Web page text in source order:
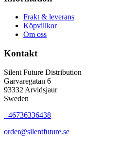
Frakt & leverans
Köpvillkor
Om oss
Kontakt
Silent Future Distribution
Garvaregatan 6
93332 Arvidsjaur
Sweden
+46736336438
order@silentfuture.se